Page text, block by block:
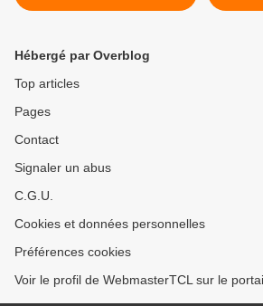
2018
Hébergé par Overblog
Top articles
Pages
Contact
Signaler un abus
C.G.U.
Cookies et données personnelles
Préférences cookies
Voir le profil de WebmasterTCL sur le